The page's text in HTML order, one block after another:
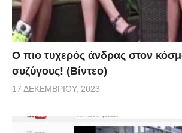
Ο πιο τυχερός άνδρας στον
συζύγους! (Βίντεο)
17 ΔΕΚΕΜΒΡΊΟΥ, 2023